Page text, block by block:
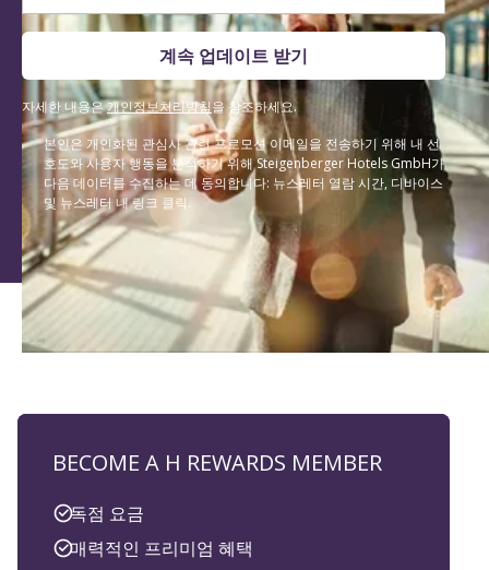
계속 업데이트 받기
자세한 내용은개인정보처리방침을 참조하세요.
본인은 개인화된 관심사 관련 프로모션 이메일을 전송하기 위해 내 선
호도와 사용자 행동을 분석하기 위해 Steigenberger Hotels GmbH가
다음 데이터를 수집하는 데 동의합니다: 뉴스레터 열람 시간, 디바이스
및 뉴스레터 내 링크 클릭.
BECOME A H REWARDS MEMBER
독점 요금
매력적인 프리미엄 혜택